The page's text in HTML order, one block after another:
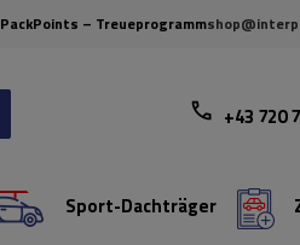
PackPoints – Treueprogramm
+43 720
Sport-Dachträger